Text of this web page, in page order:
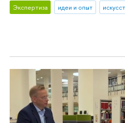
Экспертиза идеи и опыт